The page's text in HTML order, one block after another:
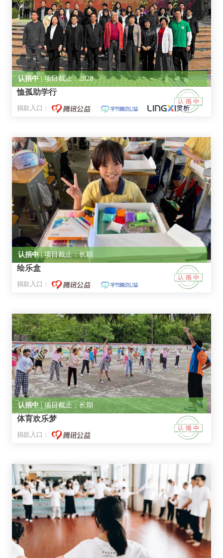
认捐中| 项目截止：2028
恤孤助学行
捐款入口：
认捐中| 项目截止：长期
绘乐盒
捐款入口：
认捐中 | 项目截止：长期
体育欢乐梦
捐款入口：